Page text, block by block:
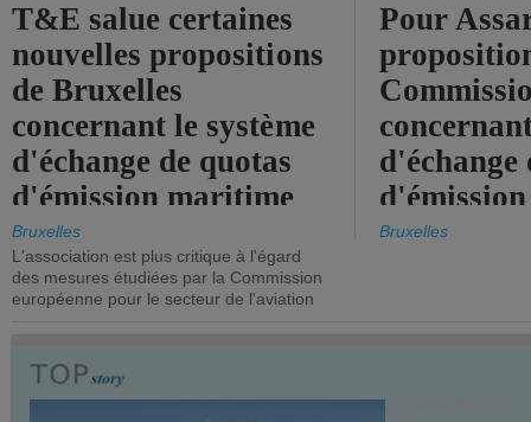
T&E salue certaines
nouvelles propositions
de Bruxelles
concernant le système
d'échange de quotas
d'émission maritime
de l'UE.
Bruxelles
L'association est plus critique à l'égard
des mesures étudiées par la Commission
européenne pour le secteur de l'aviation
Pour
d'échange
timide,
Bruxelles